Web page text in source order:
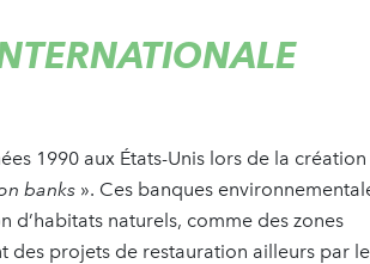
1990 aux États-Unis lors de la création
banks ». Ces banques
naturels, comme des zones
des projets de restauration ailleurs par le